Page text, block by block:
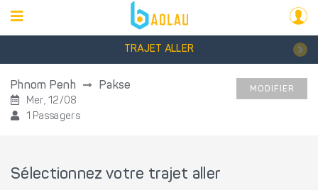
TRAJET ALLER
Phnom Penh Pakse
Mer, 12/08
1 Passagers
MODIFIER
Sélectionnez votre trajet aller